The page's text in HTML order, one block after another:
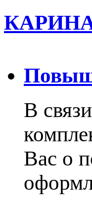
КАРИНА
В
Вас о